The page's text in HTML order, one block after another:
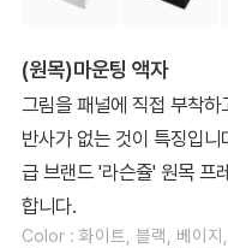
(원목)마운팅 액자
그림을 패널에 직접 부착
반사가 없는 것이 특징입
급 브랜드 '라슨쥴' 원목 프
합니다.
Color : 화이트, 블랙, 베이지